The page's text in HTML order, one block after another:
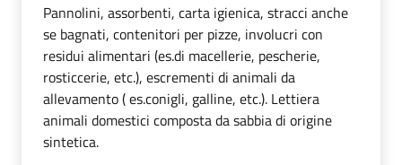
Pannolini, assorbenti, carta igienica, stracci anche
se bagnati, contenitori per pizze, involucri con
residui alimentari (es.di macellerie, pescherie,
rosticcerie, etc.), escrementi di animali da
allevamento ( es.conigli, galline, etc.). Lettiera
animali domestici composta da sabbia di origine
sintetica.